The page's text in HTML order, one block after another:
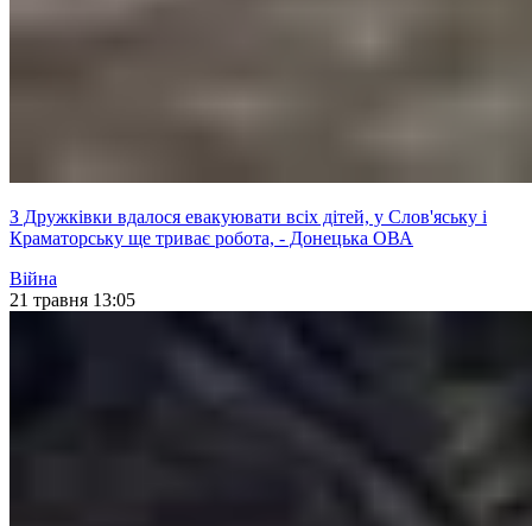
З Дружківки вдалося евакуювати всіх дітей, у Слов'яську і
Краматорську ще триває робота, - Донецька ОВА
Війна
21 травня 13:05